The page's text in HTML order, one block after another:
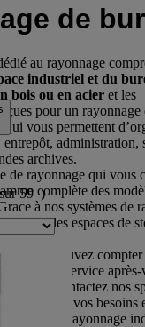
de
au rayonnage
industriel et du
bois ou en acier et les
pour un rayonnage
qui vous permettent
entrepôt, administration,
archives.
de rayonnage qui vous
complète des
à nos systèmes de
les espaces de
vous pouvez compter
et un service
Contactez nos
selon vos besoins
l’achat de rayonnage
59 )